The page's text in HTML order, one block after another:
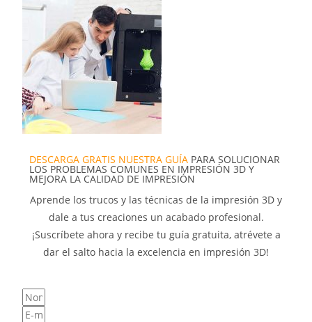
DESCARGA GRATIS NUESTRA GUÍA PARA SOLUCIONAR
LOS PROBLEMAS COMUNES EN IMPRESIÓN 3D Y
MEJORA LA CALIDAD DE IMPRESIÓN
Aprende los trucos y las técnicas de la impresión 3D y
dale a tus creaciones un acabado profesional.
¡Suscríbete ahora y recibe tu guía gratuita, atrévete a
dar el salto hacia la excelencia en impresión 3D!